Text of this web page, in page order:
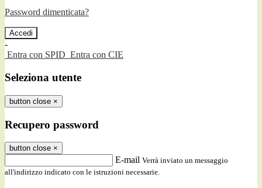
Password dimenticata?
-
Entra con SPID Entra con CIE
Seleziona utente
button close ×
Recupero password
button close ×
E-mail Verrà inviato un messaggio
all'indirizzo indicato con le istruzioni necessarie.